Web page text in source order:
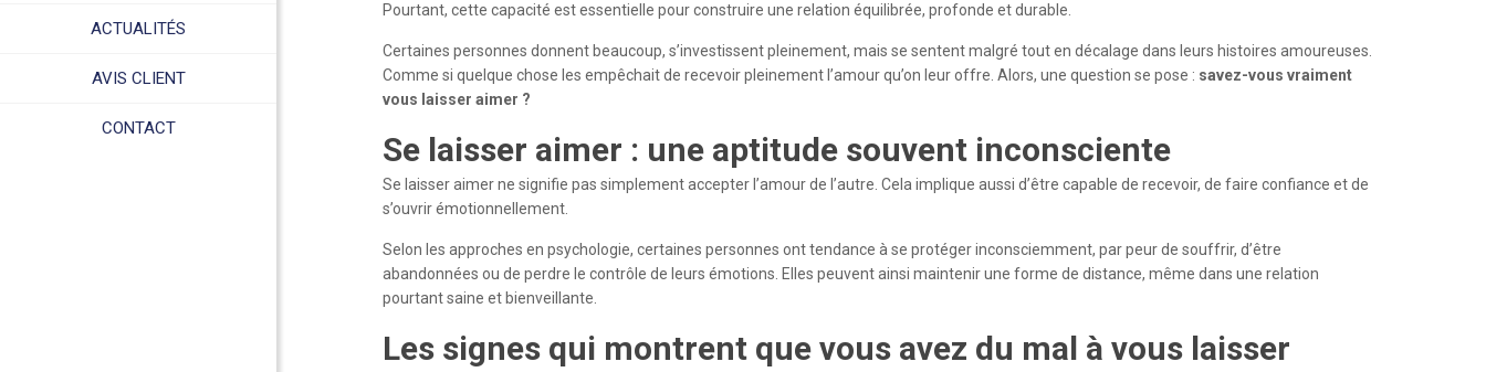
ACTUALITÉS
AVIS CLIENT
CONTACT
Pourtant, cette capacité est essentielle pour construire une relation équilibrée, profonde et durable.
Certaines personnes donnent beaucoup, s’investissent pleinement, mais se sentent malgré tout en décalage dans leurs histoires amoureuses.
Comme si quelque chose les empêchait de recevoir pleinement l’amour qu’on leur offre. Alors, une question se pose : savez-vous vraiment
vous laisser aimer ?
Se laisser aimer : une aptitude souvent inconsciente
Se laisser aimer ne signifie pas simplement accepter l’amour de l’autre. Cela implique aussi d’être capable de recevoir, de faire confiance et de
s’ouvrir émotionnellement.
Selon les approches en psychologie, certaines personnes ont tendance à se protéger inconsciemment, par peur de souffrir, d’être
abandonnées ou de perdre le contrôle de leurs émotions. Elles peuvent ainsi maintenir une forme de distance, même dans une relation
pourtant saine et bienveillante.
Les signes qui montrent que vous avez du mal à vous laisser